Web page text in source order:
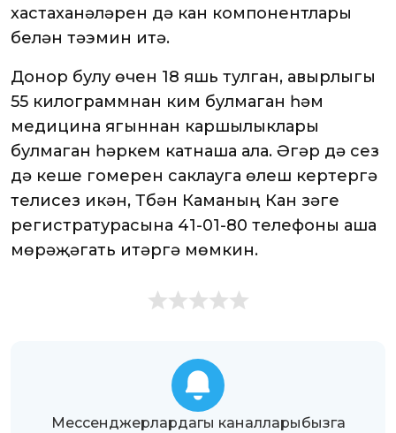
хастаханәләрен дә кан компонентлары
белән тәэмин итә.
Донор булу өчен 18 яшь тулган, авырлыгы
55 килограммнан ким булмаган һәм
медицина ягыннан каршылыклары
булмаган һәркем катнаша ала. Әгәр дә сез
дә кеше гомерен саклауга өлеш кертергә
телисез икән, Түбән Каманың Кан үзәге
регистратурасына 41-01-80 телефоны аша
мөрәҗәгать итәргә мөмкин.
Мессенджерлардагы каналларыбызга